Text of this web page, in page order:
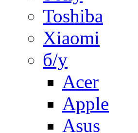
Toshiba
Xiaomi
б/у
Acer
Apple
Asus